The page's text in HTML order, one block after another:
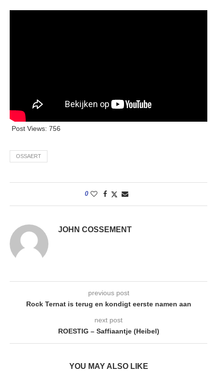
Post Views: 756
OSSAERT
0
JOHN COSSEMENT
previous post
Rock Ternat is terug en kondigt eerste namen aan
next post
ROESTIG – Saffiaantje (Heibel)
YOU MAY ALSO LIKE